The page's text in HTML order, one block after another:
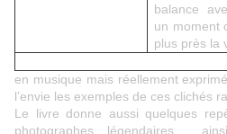
balance
un moment
plus près la
en musique mais réellement
l’envie les exemples de ces clichés
Le livre donne aussi quelques
photographes légendaires